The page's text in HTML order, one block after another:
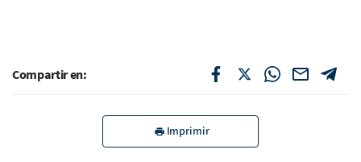
Compartir en:
Imprimir